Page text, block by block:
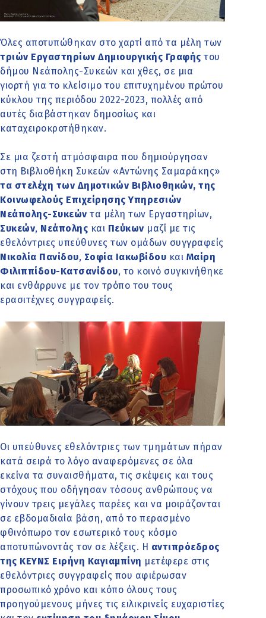
Όλες αποτυπώθηκαν στο χαρτί από τα μέλη των
τριών Εργαστηρίων Δημιουργικής Γραφής του
δήμου Νεάπολης-Συκεών και χθες, σε μια
γιορτή για το κλείσιμο του επιτυχημένου πρώτου
κύκλου της περιόδου 2022-2023, πολλές από
αυτές διαβάστηκαν δημοσίως και
καταχειροκροτήθηκαν.
Σε μια ζεστή ατμόσφαιρα που δημιούργησαν
στη Βιβλιοθήκη Συκεών «Αντώνης Σαμαράκης»
τα στελέχη των Δημοτικών Βιβλιοθηκών, της
Κοινωφελούς Επιχείρησης Υπηρεσιών
Νεάπολης-Συκεών τα μέλη των Εργαστηρίων,
Συκεών, Νεάπολης και Πεύκων μαζί με τις
εθελόντριες υπεύθυνες των ομάδων συγγραφείς
Νικολία Πανίδου, Σοφία Ιακωβίδου και Μαίρη
Φιλιππίδου-Κατσανίδου, το κοινό συγκινήθηκε
και ενθάρρυνε με τον τρόπο του τους
ερασιτέχνες συγγραφείς.
Οι υπεύθυνες εθελόντριες των τμημάτων πήραν
κατά σειρά το λόγο αναφερόμενες σε όλα
εκείνα τα συναισθήματα, τις σκέψεις και τους
στόχους που οδήγησαν τόσους ανθρώπους να
γίνουν τρεις μεγάλες παρέες και να μοιράζονται
σε εβδομαδιαία βάση, από το περασμένο
φθινόπωρο τον εσωτερικό τους κόσμο
αποτυπώνοντάς τον σε λέξεις. Η αντιπρόεδρος
της ΚΕΥΝΣ Ειρήνη Καγιαμπίνη μετέφερε στις
εθελόντριες συγγραφείς που αφιέρωσαν
προσωπικό χρόνο και κόπο όλους τους
προηγούμενους μήνες τις ειλικρινείς ευχαριστίες